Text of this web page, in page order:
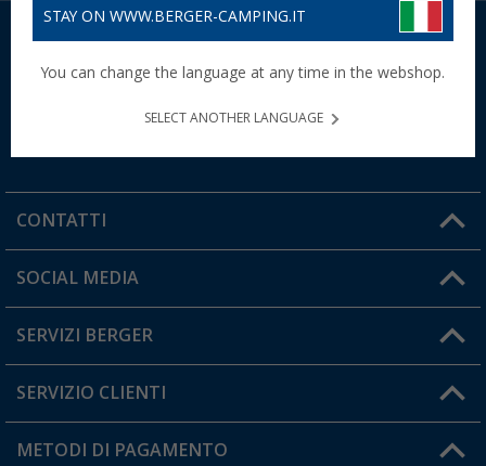
Reso gratuito
Carta fedeltà
CONTATTI
Orari di apertura del servizio:
Hai una domanda?
SOCIAL MEDIA
SERVIZI BERGER
Diventare rivenditori
Il mio Account
SERVIZIO CLIENTI
Informazioni sulla spedizione
METODI DI PAGAMENTO
STAY ON WWW.BERGER-CAMPING.IT
You can change the language at any time in the webshop.
SELECT ANOTHER LANGUAGE